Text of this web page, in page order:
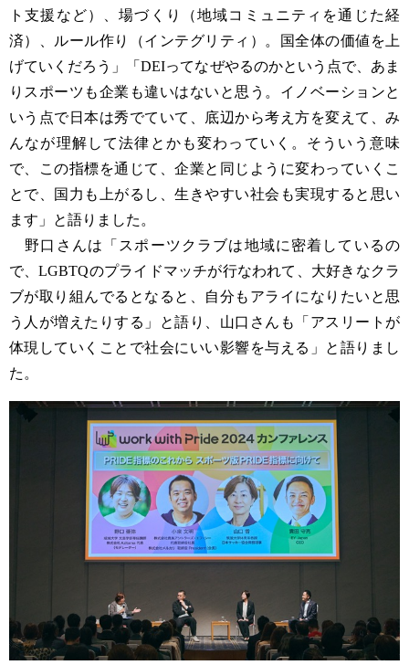
ト支援など）、場づくり（地域コミュニティを通じた経
済）、ルール作り（インテグリティ）。国全体の価値を上
げていくだろう」「DEIってなぜやるのかという点で、あま
りスポーツも企業も違いはないと思う。イノベーションと
いう点で日本は秀でていて、底辺から考え方を変えて、み
んなが理解して法律とかも変わっていく。そういう意味
で、この指標を通じて、企業と同じように変わっていくこ
とで、国力も上がるし、生きやすい社会も実現すると思い
ます」と語りました。
野口さんは「スポーツクラブは地域に密着しているの
で、LGBTQのプライドマッチが行なわれて、大好きなクラ
ブが取り組んでるとなると、自分もアライになりたいと思
う人が増えたりする」と語り、山口さんも「アスリートが
体現していくことで社会にいい影響を与える」と語りまし
た。